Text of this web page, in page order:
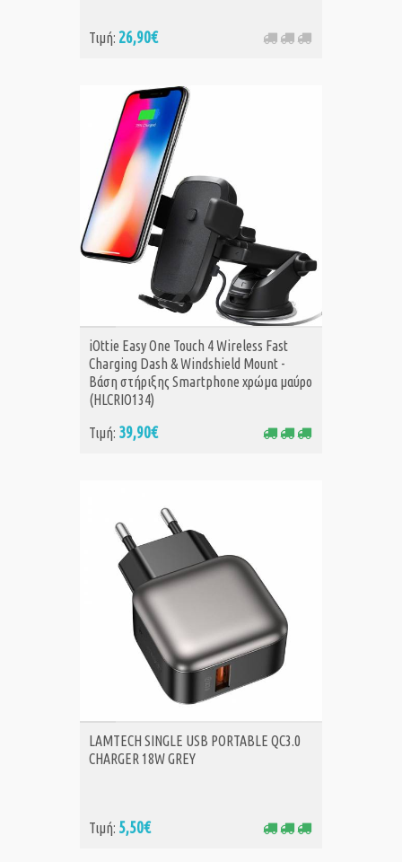
Τιμή: 26,90€
ΑΓΟΡΑ
iOttie Easy One Touch 4 Wireless Fast
Charging Dash & Windshield Mount -
Βάση στήριξης Smartphone χρώμα μαύρο
(HLCRIO134)
Τιμή: 39,90€
ΑΓΟΡΑ
LAMTECH SINGLE USB PORTABLE QC3.0
CHARGER 18W GREY
Τιμή: 5,50€